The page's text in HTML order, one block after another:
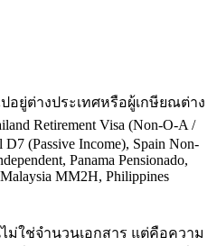
อยู่ต่างประเทศหรือผู้เกษียณต่าง
Retirement Visa (Non-O-A /
(Passive Income), Spain Non-
Panama Pensionado,
MM2H, Philippines
ม่ใช่จำนวนเอกสาร แต่คือความ